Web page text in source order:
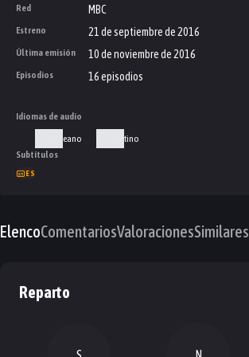
Red MBC
Estreno 21 de septiembre de 2016
Última emisión 10 de noviembre de 2016
Episodios 16 episodios
Idiomas de audio
Coreano
Latino
Subtítulos
ES
ElencoComentariosValoracionesSimilares
Reparto